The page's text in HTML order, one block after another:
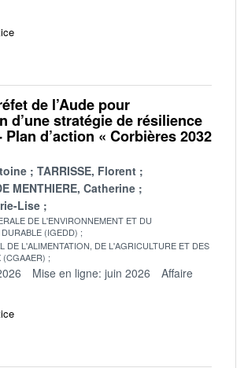
de l’Aude pour
d’une stratégie de résilience
d’action « Corbières 2032
TARRISSE, Florent
MENTHIERE, Catherine
Lise
DE L'ENVIRONNEMENT ET DU
(IGEDD)
DE L'ALIMENTATION, DE L'AGRICULTURE ET DES
(CGAAER)
Mise en ligne: juin 2026
Affaire